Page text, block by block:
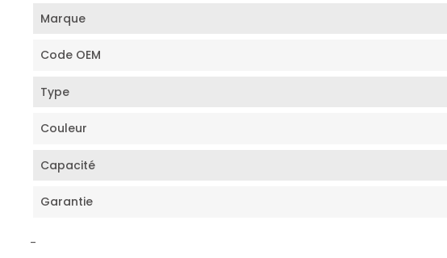
Marque
Code OEM
Type
Couleur
Capacité
Garantie
-